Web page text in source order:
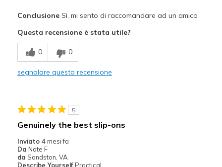
Comfortable
Stylish
Going Out
ConclusioneSì, mi sento di raccomandare ad un amico
Questa recensione è stata utile?
0 0
segnalare questa recensione
5
Genuinely the best slip-ons
Inviato 4 mesi fa
Da Nate F
da Sandston, VA.
Describe Yourself Practical